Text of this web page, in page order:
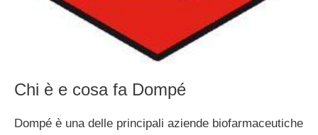
Chi è e cosa fa Dompé
Dompé è una delle principali aziende biofarmaceutiche